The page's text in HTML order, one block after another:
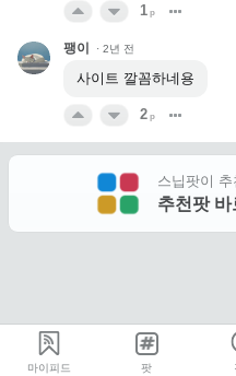
1 p
팽이 ·2년 전
사이트 깔꼼하네용
2 p
스닙팟이
추천팟 바
마이피드 팟